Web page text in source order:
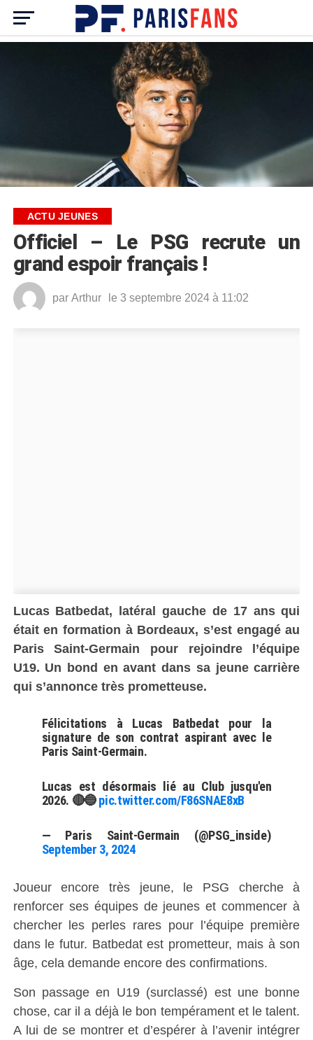
ACTU JEUNES
Officiel – Le PSG recrute un
grand espoir français !
par Arthur le 3 septembre 2024 à 11:02
Lucas Batbedat, latéral gauche de 17 ans qui
était en formation à Bordeaux, s’est engagé au
Paris Saint-Germain pour rejoindre l’équipe
U19. Un bond en avant dans sa jeune carrière
qui s’annonce très prometteuse.
Félicitations à Lucas Batbedat pour la
signature de son contrat aspirant avec le
Paris Saint-Germain.
Lucas est désormais lié au Club jusqu'en
2026. 🔴🔵pic.twitter.com/F86SNAE8xB
— Paris Saint-Germain (@PSG_inside)
September 3, 2024
Joueur encore très jeune, le PSG cherche à
renforcer ses équipes de jeunes et commencer à
chercher les perles rares pour l’équipe première
dans le futur. Batbedat est prometteur, mais à son
âge, cela demande encore des confirmations.
Son passage en U19 (surclassé) est une bonne
chose, car il a déjà le bon tempérament et le talent.
A lui de se montrer et d’espérer à l’avenir intégrer